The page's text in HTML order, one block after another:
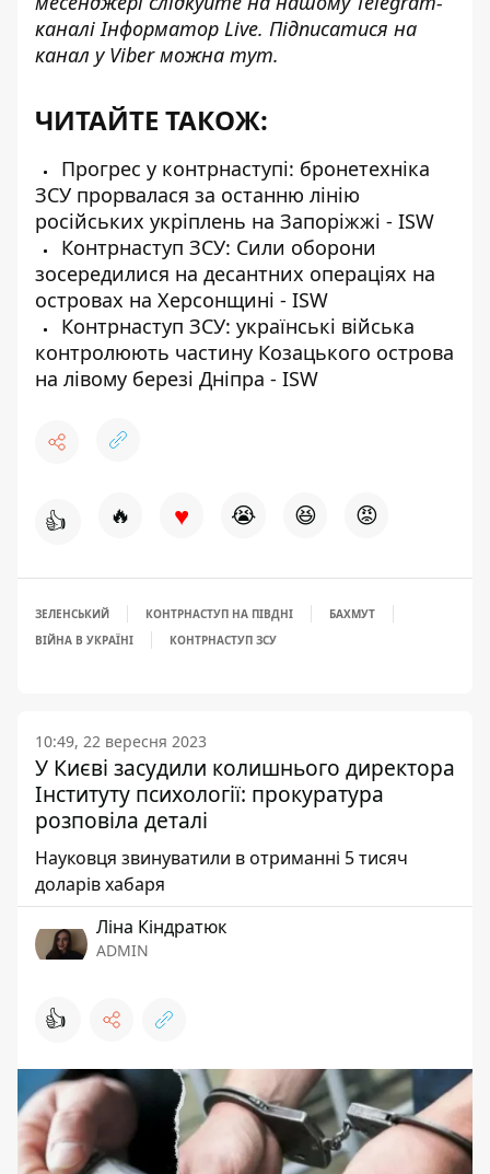
каналіІнформатор Live. Підписатися на
канал у Viber можна тут.
ЧИТАЙТЕ ТАКОЖ:
Прогрес у контрнаступі: бронетехніка
ЗСУ прорвалася за останню лінію
російських укріплень на Запоріжжі - ISW
Контрнаступ ЗСУ: Сили оборони
зосередилися на десантних операціях на
островах на Херсонщині - ISW
Контрнаступ ЗСУ: українські війська
контролюють частину Козацького острова
на лівому березі Дніпра - ISW
👍 🔥 ♥ 😭 😆 😡
ЗЕЛЕНСЬКИЙ КОНТРНАСТУП НА ПІВДНІ
БАХМУТ
ВІЙНА В УКРАЇНІ
КОНТРНАСТУП ЗСУ
10:49, 22 вересня 2023
У Києві засудили колишнього директора
Інституту психології: прокуратура
розповіла деталі
Науковця звинуватили в отриманні 5 тисяч
доларів хабаря
Ліна Кіндратюк
ADMIN
👍